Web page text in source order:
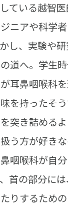
ている越智
ニアや科学
し、実験や
道へ。学生
耳鼻咽喉科を
を持ったそう
を突き詰める
う方が好き
咽喉科が自
首の部分には
りするため